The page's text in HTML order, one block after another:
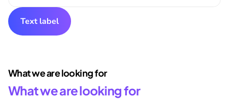
Text label
What we are looking for
What we are looking for